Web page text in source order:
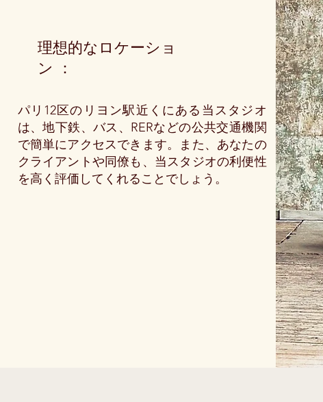
理想的なロケーショ
ン ：
パリ12区のリヨン駅近くにある当スタジオ
は、地下鉄、バス、RERなどの公共交通機関
で簡単にアクセスできます。また、あなたの
クライアントや同僚も、当スタジオの利便性
を高く評価してくれることでしょう。